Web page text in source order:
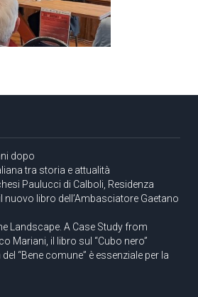
dopo
tra storia e attualità
Paulucci di Calboli, Residenza
il nuovo libro dell’Ambasciatore Gaetano
Landscape. A Case Study from
Mariani, il libro sul “Cubo nero”
“Bene comune” è essenziale per la